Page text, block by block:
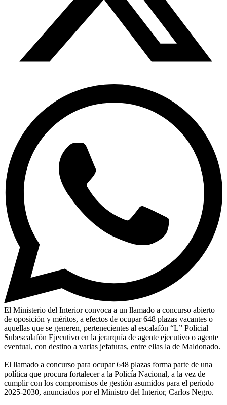
El Ministerio del Interior convoca a un llamado a concurso abierto
de oposición y méritos, a efectos de ocupar 648 plazas vacantes o
aquellas que se generen, pertenecientes al escalafón “L” Policial
Subescalafón Ejecutivo en la jerarquía de agente ejecutivo o agente
eventual, con destino a varias jefaturas, entre ellas la de Maldonado.
El llamado a concurso para ocupar 648 plazas forma parte de una
política que procura fortalecer a la Policía Nacional, a la vez de
cumplir con los compromisos de gestión asumidos para el período
2025-2030, anunciados por el Ministro del Interior, Carlos Negro.